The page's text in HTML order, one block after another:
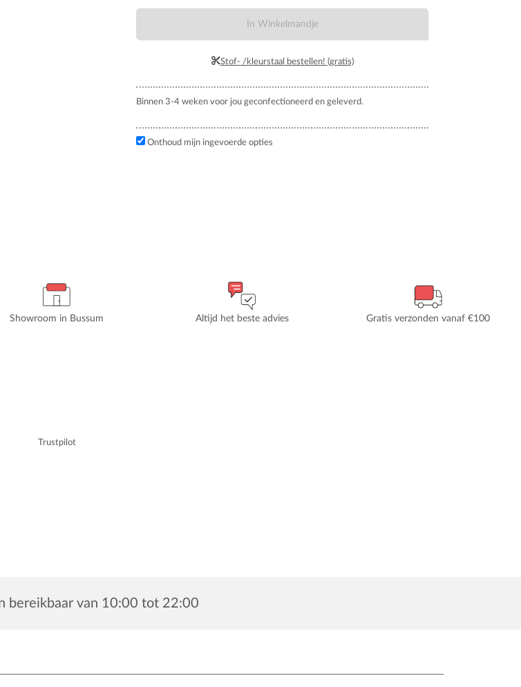
In Winkelmandje
Stof- /kleurstaal bestellen! (gratis)
Binnen 3-4 weken voor jou geconfectioneerd en geleverd.
Onthoud mijn ingevoerde opties
Showroom in Bussum Altijd het beste advies Gratis verzonden vanaf €100
Trustpilot
bereikbaar van 10:00 tot 22:00